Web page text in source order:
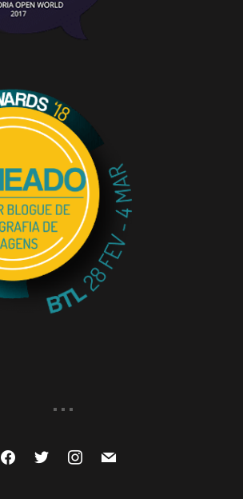
...
facebook
twitter instagram
mail